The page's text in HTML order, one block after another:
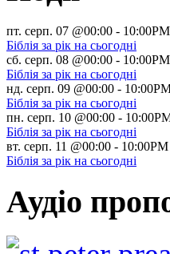
пт. серп. 07 @00:00 - 10:00PM
Біблія за рік на сьогодні
сб. серп. 08 @00:00 - 10:00PM
Біблія за рік на сьогодні
нд. серп. 09 @00:00 -
Біблія за рік на сьогодні
пн. серп. 10 @00:00 -
Біблія за рік на сьогодні
вт. серп. 11 @00:00 - 10:00PM
Біблія за рік на сьогодні
Аудіо